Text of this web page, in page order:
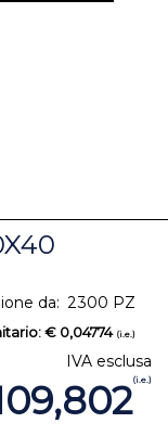
da: 2300 PZ
€ 0,04774 (i.e.)
IVA esclusa
(i.e.)